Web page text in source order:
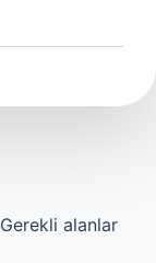
Gerekli alanlar